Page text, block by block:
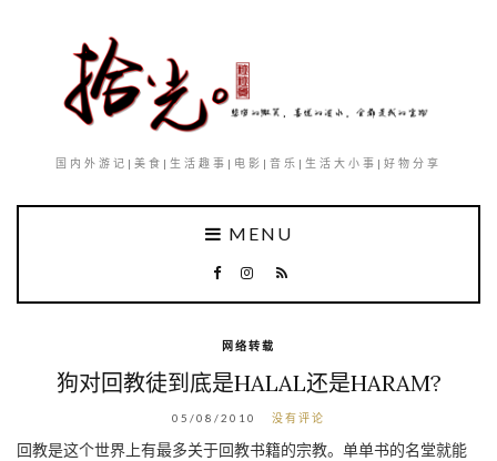
国内外游记|美食|生活趣事|电影|音乐|生活大小事|好物分享
MENU
网络转载
狗对回教徒到底是HALAL还是HARAM?
05/08/2010 没有评论
回教是这个世界上有最多关于回教书籍的宗教。单单书的名堂就能